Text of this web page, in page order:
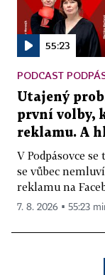
55:23
PODCAST
Utajený
první volby,
reklamu. A
V Podpásovce
se vůbec
reklamu na
7. 8. 2026 ▪ 55:23